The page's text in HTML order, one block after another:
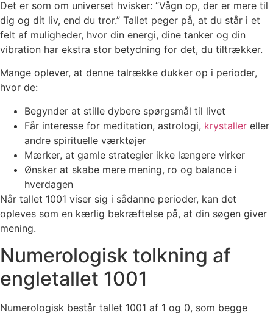
Det er som om universet hvisker: “Vågn op, der er mere til
dig og dit liv, end du tror.” Tallet peger på, at du står i et
felt af muligheder, hvor din energi, dine tanker og din
vibration har ekstra stor betydning for det, du tiltrækker.
Mange oplever, at denne talrække dukker op i perioder,
hvor de:
Begynder at stille dybere spørgsmål til livet
Får interesse for meditation, astrologi, krystaller eller
andre spirituelle værktøjer
Mærker, at gamle strategier ikke længere virker
Ønsker at skabe mere mening, ro og balance i
hverdagen
Når tallet 1001 viser sig i sådanne perioder, kan det
opleves som en kærlig bekræftelse på, at din søgen giver
mening.
Numerologisk tolkning af
engletallet 1001
Numerologisk består tallet 1001 af 1 og 0, som begge